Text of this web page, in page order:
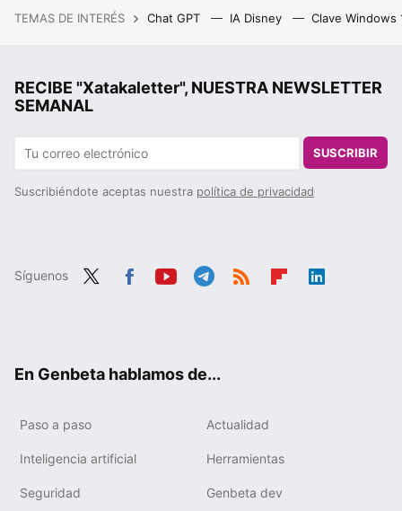
TEMAS DE INTERÉS Chat GPT IA Disney Clave Windows
RECIBE "Xatakaletter", NUESTRA NEWSLETTER
SEMANAL
SUSCRIBIR
Suscribiéndote aceptas nuestra política de privacidad
Síguenos
En Genbeta hablamos de...
Paso a paso Actualidad
Inteligencia artificial Herramientas
Seguridad Genbeta dev